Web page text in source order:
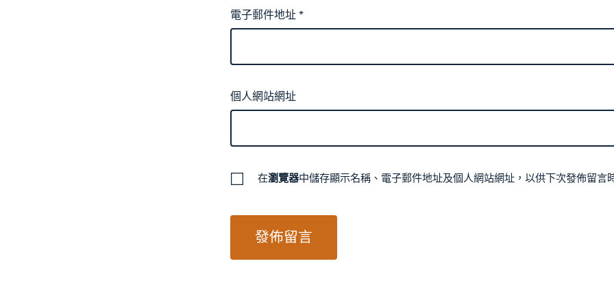
電子郵件地址*
個人網站網址
在瀏覽器中儲存顯示名稱、電子郵件地址及個人網站網址，以供下次發佈留言